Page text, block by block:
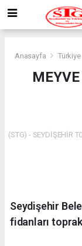
Anasayfa Türkiye
(STG) - SEYDİŞEHİR
Seydişehir
fidanları